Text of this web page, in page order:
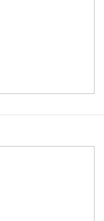
do 3 - 8 dní